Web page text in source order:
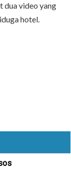
dua video yang
hotel.